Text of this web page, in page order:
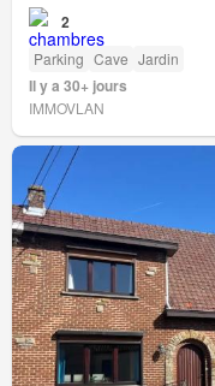
2
Parking Cave Jardin
Il y a 30+ jours
IMMOVLAN